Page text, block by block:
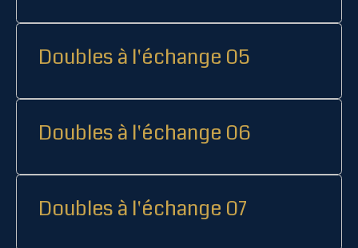
Doubles à l'échange 05
Doubles à l'échange 06
Doubles à l'échange 07